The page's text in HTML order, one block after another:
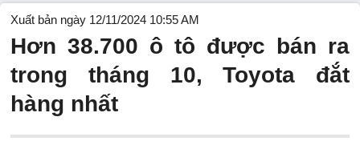
Xuất bản ngày 12/11/2024 10:55 AM
Hơn 38.700 ô tô được bán ra
trong tháng 10, Toyota đắt
hàng nhất